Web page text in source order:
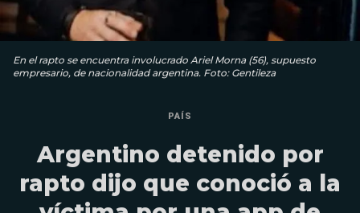
En el rapto se encuentra involucrado Ariel Morna (56), supuesto
empresario, de nacionalidad argentina. Foto: Gentileza
PAÍS
Argentino detenido por
rapto dijo que conoció a la